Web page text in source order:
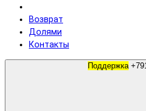
Возврат
Долями
Контакты
Поддержка